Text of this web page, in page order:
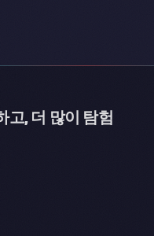
고, 더 많이 탐험